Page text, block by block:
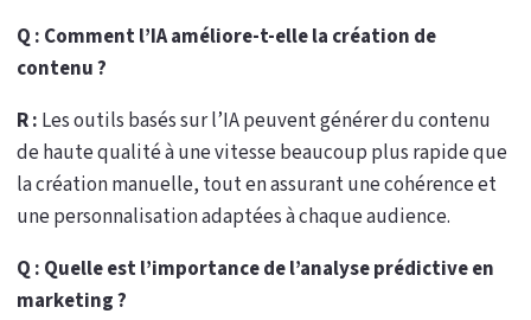
Q : Comment l’IA améliore-t-elle la création de
contenu ?
R : Les outils basés sur l’IA peuvent générer du contenu
de haute qualité à une vitesse beaucoup plus rapide que
la création manuelle, tout en assurant une cohérence et
une personnalisation adaptées à chaque audience.
Q : Quelle est l’importance de l’analyse prédictive en
marketing ?